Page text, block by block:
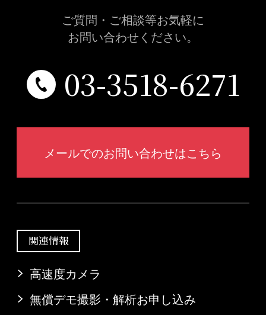
ご質問・ご相談等お気軽に
お問い合わせください。
03-3518-6271
メールでのお問い合わせはこちら
関連情報
高速度カメラ
無償デモ撮影・解析お申し込み